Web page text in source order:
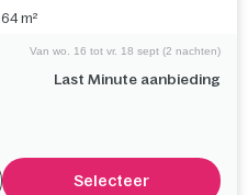
64 m²
Last Minute aanbieding
Van wo. 16 tot vr. 18 sept (2 nachten)
Selecteer